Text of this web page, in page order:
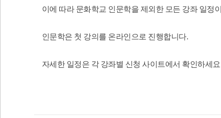
이에 따라 문화학교 인문학을 제외한 모든 강좌 일정
인문학은 첫 강의를 온라인으로 진행합니다.
자세한 일정은 각 강좌별 신청 사이트에서 확인하세